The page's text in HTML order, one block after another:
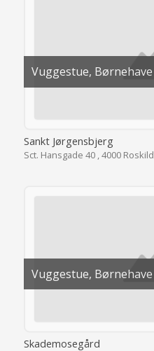
Vuggestue, Børnehave
Sct. Hansgade 40 , 4000 Roskilde
Vuggestue, Børnehave
Højbakken 2 , 4000 Roskilde